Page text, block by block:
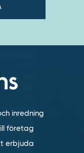
inredning
företag
erbjuda